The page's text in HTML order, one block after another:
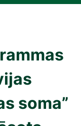
soma”